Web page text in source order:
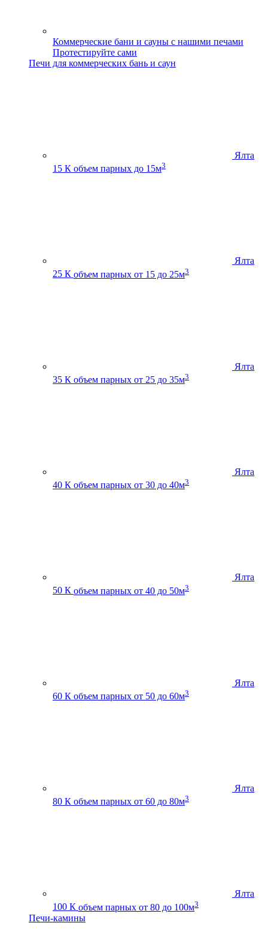
Коммерческие бани и сауны с нашими печами
Протестируйте сами
Печи для коммерческих бань и саун
Ялта
15 К объем парных до 15м3
Ялта
25 К объем парных от 15 до 25м3
Ялта
35 К объем парных от 25 до 35м3
Ялта
40 К объем парных от 30 до 40м3
Ялта
50 К объем парных от 40 до 50м3
Ялта
60 К объем парных от 50 до 60м3
Ялта
80 К объем парных от 60 до 80м3
Ялта
100 К объем парных от 80 до 100м3
Печи-камины